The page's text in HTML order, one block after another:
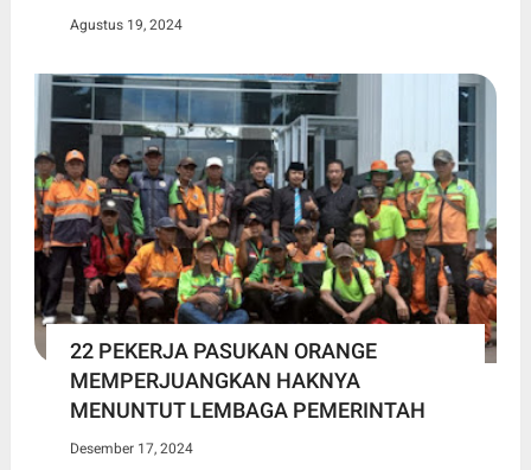
Agustus 19, 2024
22 PEKERJA PASUKAN ORANGE
MEMPERJUANGKAN HAKNYA
MENUNTUT LEMBAGA PEMERINTAH
Desember 17, 2024